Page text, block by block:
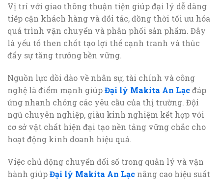
Vị trí với giao thông thuận tiện giúp đại lý dễ dàng
tiếp cận khách hàng và đối tác, đồng thời tối ưu hóa
quá trình vận chuyển và phân phối sản phẩm. Đây
là yếu tố then chốt tạo lợi thế cạnh tranh và thúc
đẩy sự tăng trưởng bền vững.
Nguồn lực dồi dào về nhân sự, tài chính và công
nghệ là điểm mạnh giúpĐại lý Makita An Lạc đáp
ứng nhanh chóng các yêu cầu của thị trường. Đội
ngũ chuyên nghiệp, giàu kinh nghiệm kết hợp với
cơ sở vật chất hiện đại tạo nền tảng vững chắc cho
hoạt động kinh doanh hiệu quả.
Việc chủ động chuyển đổi số trong quản lý và vận
hành giúpĐại lý Makita An Lạc nâng cao hiệu suất